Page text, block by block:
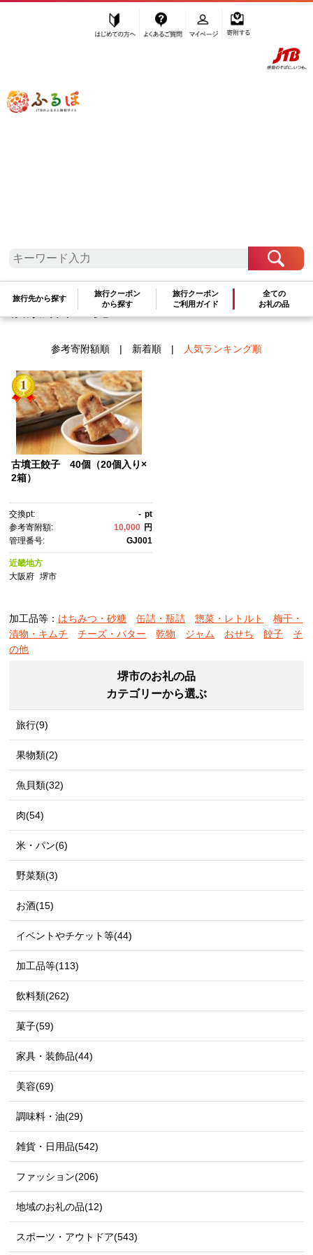
ふるぽ JTBのふるさと納税サイト
旅行先から探す
旅行クーポン
から探す
旅行クーポン
ご利用ガイド
全ての
お礼の品
餃子
検索結果一覧 1～1件 / 全1件
参考寄附額順| 新着順| 人気ランキング順
古墳王餃子 40個（20個入り×
2箱）
交換pt: - pt
参考寄附額:
10,000 円
管理番号:
GJ001
近畿地方
大阪府
堺市
加工品等： はちみつ・砂糖 缶詰・瓶詰 惣菜・レトルト
梅干・
漬物・キムチ
チーズ・バター 乾物 ジャム おせち 餃子
そ
の他
堺市のお礼の品
カテゴリーから選ぶ
旅行(9)
果物類(2)
魚貝類(32)
肉(54)
米・パン(6)
野菜類(3)
お酒(15)
イベントやチケット等(44)
加工品等(113)
飲料類(262)
菓子(59)
家具・装飾品(44)
美容(69)
調味料・油(29)
雑貨・日用品(542)
ファッション(206)
地域のお礼の品(12)
スポーツ・アウトドア(543)